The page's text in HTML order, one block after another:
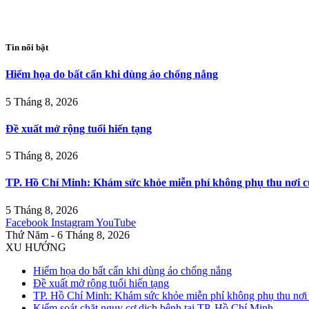
Tin nổi bật
Hiểm họa do bất cẩn khi dùng áo chống nắng
5 Tháng 8, 2026
Đề xuất mở rộng tuổi hiến tạng
5 Tháng 8, 2026
TP. Hồ Chí Minh: Khám sức khỏe miễn phí không phụ thu nơi
5 Tháng 8, 2026
Facebook InstagramYouTube
Thứ Năm - 6 Tháng 8, 2026
XU HƯỚNG
Hiểm họa do bất cẩn khi dùng áo chống nắng
Đề xuất mở rộng tuổi hiến tạng
TP. Hồ Chí Minh: Khám sức khỏe miễn phí không phụ thu nơi